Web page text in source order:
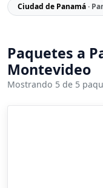
Ciudad de Panamá·
Paquetes a
Montevideo
Mostrando 5 de 5